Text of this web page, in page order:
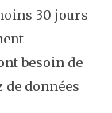
30 jours
besoin de
de données